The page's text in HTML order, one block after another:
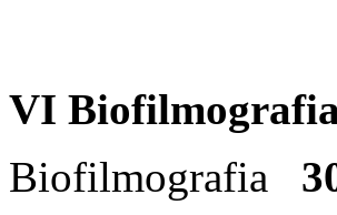
VI
Biofilmografia